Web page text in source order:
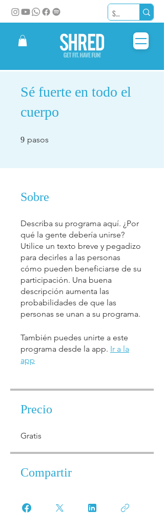
Sé fuerte en todo el
cuerpo
9 pasos
Sobre
Describa su programa aquí. ¿Por
qué la gente debería unirse?
Utilice un texto breve y pegadizo
para decirles a las personas
cómo pueden beneficiarse de su
participación. Una buena
descripción aumenta las
probabilidades de que las
personas se unan a su programa.
También puedes unirte a este
programa desde la app. Ir a la
app
Precio
Gratis
Compartir